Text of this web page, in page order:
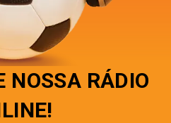
NOSSA RÁDIO